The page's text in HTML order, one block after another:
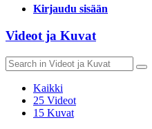
Kirjaudu sisään
Videot ja Kuvat
Kaikki
25 Videot
15 Kuvat